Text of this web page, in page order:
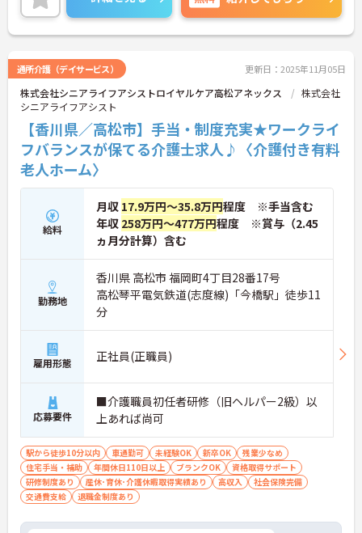
＜柔軟なシフト勤務が可能＞週2日～5日、1日4時間
から勤務相談ができるので家庭の事情や希望に合わ
せて働けます。
詳細をお話ししますのでお気軽にご相談ください！
通所介護（デイサービス） 更新日：2025年11月05日
株式会社シニアライフアシストロイヤルケア高松アネックス
株式会社
シニアライフアシスト
【香川県／高松市】手当・制度充実★ワークライ
フバランスが保てる介護士求人♪〈介護付き有料
老人ホーム〉
給料
月収 17.9万円～35.8万円程度 ※手当含む
年収 258万円～477万円程度 ※賞与（2.45
ヵ月分計算）含む
勤務地
香川県 高松市 福岡町4丁目28番17号
高松琴平電気鉄道(志度線)「今橋駅」徒歩11
分
雇用形態 正社員(正職員)
応募要件
■介護職員初任者研修（旧ヘルパー2級）以
上あれば尚可
駅から徒歩10分以内 車通勤可 未経験OK 新卒OK
残業少なめ
住宅手当・補助
年間休日110日以上 ブランクOK
資格取得サポート
研修制度あり
産休･育休･介護休暇取得実績あり 高収入
社会保険完備
交通費支給
退職金制度あり